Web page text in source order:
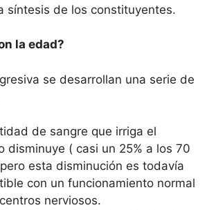
síntesis de los constituyentes.
la edad?
se desarrollan una serie de
de sangre que irriga el
disminuye ( casi un 25% a los 70
esta disminución es todavía
con un funcionamiento normal
nerviosos.